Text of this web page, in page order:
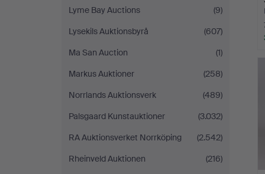
Lyme Bay Auctions
(9)
Lysekils Auktionsbyrå
(607)
Ma San Auction
(1)
Markus Auktioner
(258)
Norrlands Auktionsverk
(489)
Palsgaard Kunstauktioner
(3.032)
RA Auktionsverket Norrköping
(2.542)
Rheinveld Auktionen
(216)